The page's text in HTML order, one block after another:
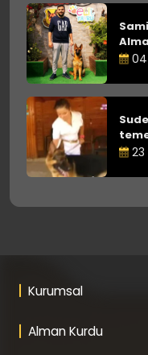
04
Kurumsal
Alman Kurdu